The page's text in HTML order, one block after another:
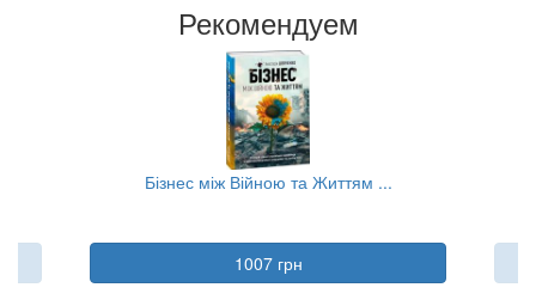
Рекомендуем
Бізнес між Війною та Життям ...
1007 грн